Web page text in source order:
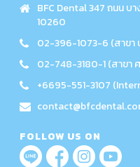
BFC Dental 347 ถนน บ
10260
02-396-1073-6 (สาขา
02-748-3180-1 (สาขา
+6695-551-3107
FOLLOW US ON